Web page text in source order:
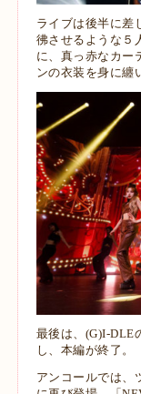
ライブは後半に差
彿させるような５
に、真っ赤なカー
ンの衣装を身に纏
最後は、(G)I-DLE
し、本編が終了。
アンコールでは、